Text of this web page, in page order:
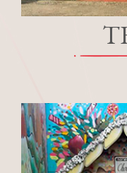
+56 45
Av.
Lunes a
09:00 a